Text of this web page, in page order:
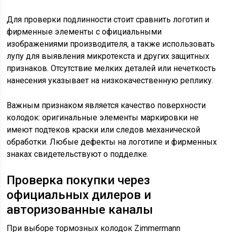
Для проверки подлинности стоит сравнить логотип и
фирменные элементы с официальными
изображениями производителя, а также использовать
лупу для выявления микротекста и других защитных
признаков. Отсутствие мелких деталей или нечеткость
нанесения указывает на низкокачественную реплику.
Важным признаком является качество поверхности
колодок: оригинальные элементы маркировки не
имеют подтеков краски или следов механической
обработки. Любые дефекты на логотипе и фирменных
знаках свидетельствуют о подделке.
Проверка покупки через
официальных дилеров и
авторизованные каналы
При выборе тормозных колодок Zimmermann